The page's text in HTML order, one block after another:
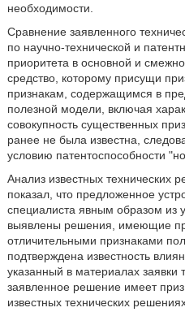
необходимости.
Сравнение заявленного
по научно-технической и
приоритета в основной и
средство, которому присущи
признакам, содержащимся в
полезной модели, включая
совокупность существенных
ранее не была известна,
условию патентоспособности
Анализ известных технических
показал, что предложенное
специалиста явным образом из
выявлены решения, имеющие
отличительными признаками
подтверждена известность
указанный в материалах заявки
заявленное решение имеет
известных технических